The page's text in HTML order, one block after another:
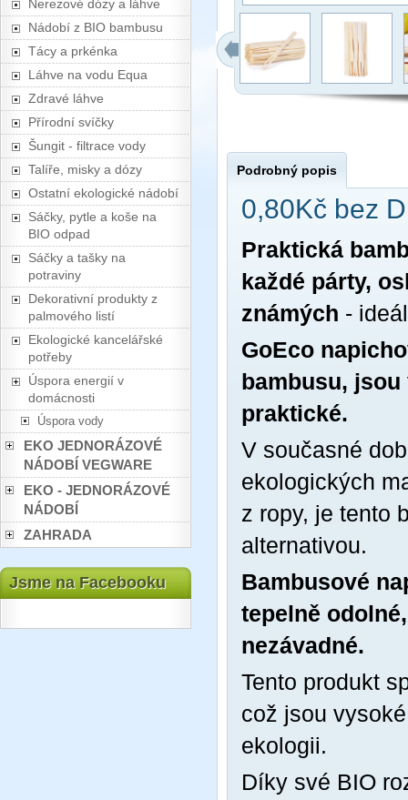
Nerezové dózy a láhve
Nádobí z BIO bambusu
Tácy a prkénka
Láhve na vodu Equa
Zdravé láhve
Přírodní svíčky
Šungit - filtrace vody
Talíře, misky a dózy
Ostatní ekologické nádobí
Sáčky, pytle a koše na
BIO odpad
Sáčky a tašky na
potraviny
Dekorativní produkty z
palmového listí
Ekologické kancelářské
potřeby
Úspora energií v
domácnosti
Úspora vody
EKO JEDNORÁZOVÉ
NÁDOBÍ VEGWARE
EKO - JEDNORÁZOVÉ
NÁDOBÍ
ZAHRADA
Jsme na Facebooku
Podrobný popis
0,80Kč bez
Praktická
každé párty,
známých -
GoEco
bambusu,
praktické.
V současné
ekologických
z ropy, je tento
alternativou.
Bambusové
tepelně
nezávadné.
Tento produkt
což jsou
ekologii.
Díky své BIO